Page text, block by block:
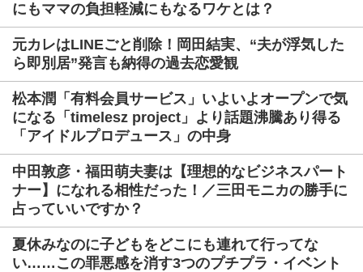
にもママの負担軽減にもなるワケとは？
元カレはLINEごと削除！岡田結実、“夫が浮気した
ら即別居”発言も納得の過去恋愛観
松本潤「有料会員サービス」いよいよオープンで気
になる「timelesz project」より話題沸騰あり得る
「アイドルプロデュース」の中身
中田敦彦・福田萌夫妻は【理想的なビジネスパート
ナー】になれる相性だった！／三田モニカの勝手に
占っていいですか？
夏休みなのに子どもをどこにも連れて行ってな
い……この罪悪感を消す3つのプチプラ・イベント